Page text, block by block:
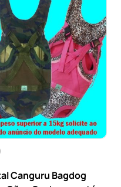
Canguru Bagdog